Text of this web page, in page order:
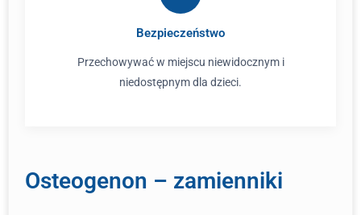
Bezpieczeństwo
Przechowywać w miejscu niewidocznym i
niedostępnym dla dzieci.
Osteogenon – zamienniki